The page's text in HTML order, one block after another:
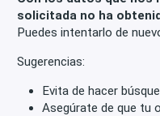
solicitada no ha
Puedes intentarlo de
Sugerencias:
Evita de hacer
Asegúrate de que tu
Áreas comunes
Baño visitas
Cocina amoblada